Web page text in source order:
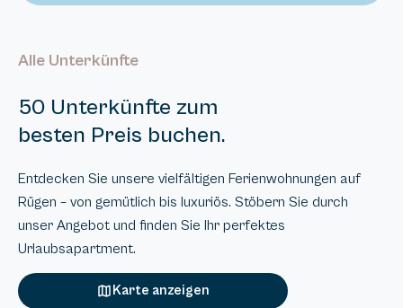
Alle Unterkünfte
50 Unterkünfte zum
besten Preis buchen.
Entdecken Sie unsere vielfältigen Ferienwohnungen auf
Rügen – von gemütlich bis luxuriös. Stöbern Sie durch
unser Angebot und finden Sie Ihr perfektes
Urlaubsapartment.
Karte anzeigen